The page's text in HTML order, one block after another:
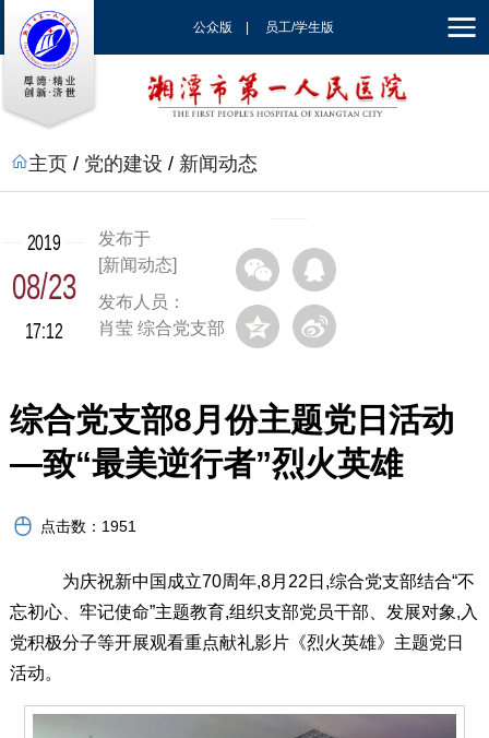
公众版 员工/学生版
| EN
主页 / 党的建设 / 新闻动态
2019
08/23
17:12
发布于
[新闻动态]
发布人员：
肖莹 综合党支部
综合党支部8月份主题党日活动
—致“最美逆行者”烈火英雄
点击数： 1951
为庆祝新中国成立70周年,8月22日,综合党支部结合“不
忘初心、牢记使命”主题教育,组织支部党员干部、发展对象,入
党积极分子等开展观看重点献礼影片《烈火英雄》主题党日
活动。